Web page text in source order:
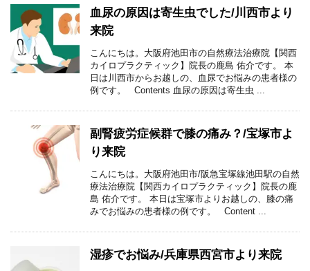
血尿の原因は寄生虫でした/川西市より
来院
こんにちは。大阪府池田市の自然療法治療院【関西
カイロプラクティック】院長の鹿島 佑介です。 本
日は川西市からお越しの、血尿でお悩みの患者様の
例です。 Contents 血尿の原因は寄生虫 ...
副腎疲労症候群で膝の痛み？/宝塚市よ
り来院
こんにちは。大阪府池田市/阪急宝塚線池田駅の自然
療法治療院【関西カイロプラクティック】院長の鹿
島 佑介です。 本日は宝塚市よりお越しの、膝の痛
みでお悩みの患者様の例です。 Content ...
湿疹でお悩み/兵庫県西宮市より来院